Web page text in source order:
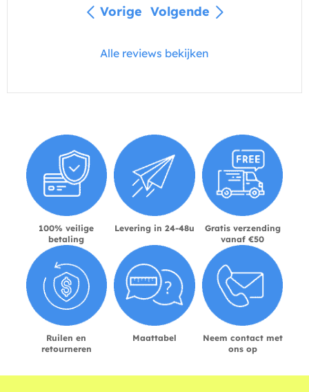
Vorige Volgende
Alle reviews bekijken
100% veilige
betaling
Levering in 24-48u
Gratis verzending
vanaf €50
Ruilen en
retourneren
Maattabel
Neem contact met
ons op